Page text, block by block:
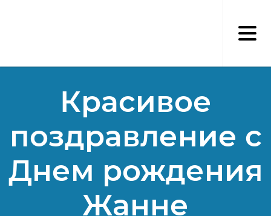
Красивое
поздравление с
Днем рождения
Жанне